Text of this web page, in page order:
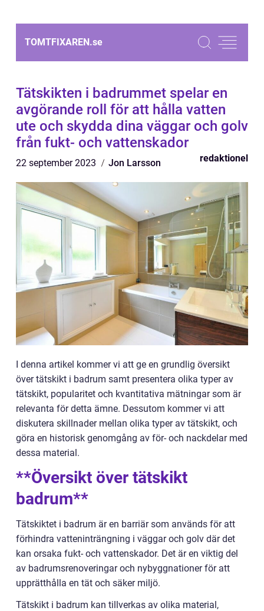
TOMTFIXAREN.se
Tätskikten i badrummet spelar en
avgörande roll för att hålla vatten
ute och skydda dina väggar och golv
från fukt- och vattenskador
22 september 2023 Jon Larsson redaktionel
I denna artikel kommer vi att ge en grundlig översikt
över tätskikt i badrum samt presentera olika typer av
tätskikt, popularitet och kvantitativa mätningar som är
relevanta för detta ämne. Dessutom kommer vi att
diskutera skillnader mellan olika typer av tätskikt, och
göra en historisk genomgång av för- och nackdelar med
dessa material.
**Översikt över tätskikt
badrum**
Tätskiktet i badrum är en barriär som används för att
förhindra vatteninträngning i väggar och golv där det
kan orsaka fukt- och vattenskador. Det är en viktig del
av badrumsrenoveringar och nybyggnationer för att
upprätthålla en tät och säker miljö.
Tätskikt i badrum kan tillverkas av olika material,